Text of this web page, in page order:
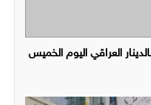
العراقي اليوم الخميس